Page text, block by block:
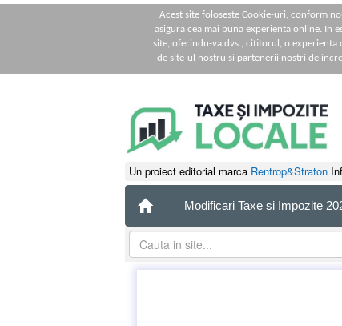
Acest site foloseste Cookie-uri, conform
asigura cea mai buna experienta online. In
site, oferindu-va dvs., cititorul, o experienta
de site-ul nostru si partenerii nostri de
Un proiect editorial marca Rentrop&Straton
Modificari Taxe si Impozite